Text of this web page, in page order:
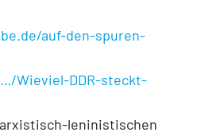
auf-den-spuren-
Wieviel-DDR-steckt-
leninistischen